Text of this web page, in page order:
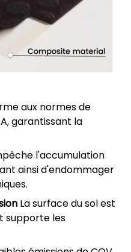
aux normes de
garantissant la
l'accumulation
ainsi d'endommager
La surface du sol est
supporte les